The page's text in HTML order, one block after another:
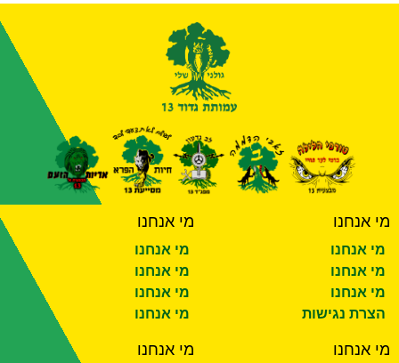
מי אנחנו
מי אנחנו
מי אנחנו
מי אנחנו
הצרת נגישות
מי אנחנו
מי אנחנו
מי אנחנו
מי אנחנו
מי אנחנו
מי אנחנו מי אנחנו